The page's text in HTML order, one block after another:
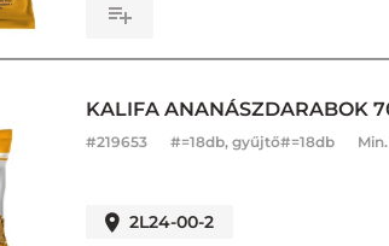
KALIFA ANANÁSZDARABOK
#219653 #=18db, gyűjtő#=18db
2L24-00-2